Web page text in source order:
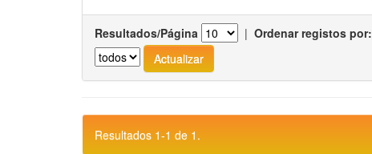
Resultados/Página | Ordenar registos por:
Resultados 1-1 de 1.